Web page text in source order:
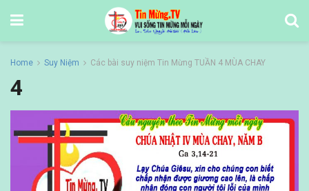
Home Suy Niệm Các bài suy niệm Tin Mừng TUẦN 4 MÙA CHAY
4